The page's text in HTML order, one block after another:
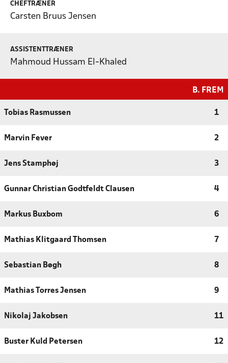
CHEFTRÆNER
Carsten Bruus Jensen
ASSISTENTTRÆNER
Mahmoud Hussam El-Khaled
B. FREM
Tobias Rasmussen 1
Marvin Fever 2
Jens Stamphøj 3
Gunnar Christian Godtfeldt Clausen 4
Markus Buxbom 6
Mathias Klitgaard Thomsen 7
Sebastian Bøgh 8
Mathias Torres Jensen 9
Nikolaj Jakobsen 11
Buster Kuld Petersen 12